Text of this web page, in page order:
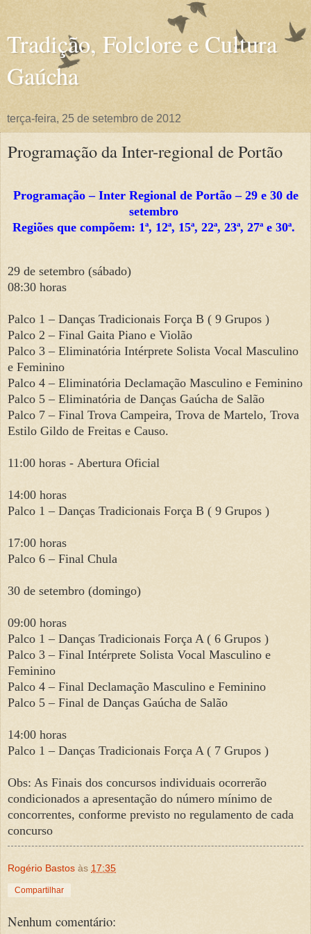
Tradição, Folclore e Cultura
Gaúcha
terça-feira, 25 de setembro de 2012
Programação da Inter-regional de Portão
Programação – Inter Regional de Portão – 29 e 30 de
setembro
Regiões que compõem: 1ª, 12ª, 15ª, 22ª, 23ª, 27ª e 30ª.
29 de setembro (sábado)
08:30 horas
Palco 1 – Danças Tradicionais Força B ( 9 Grupos )
Palco 2 – Final Gaita Piano e Violão
Palco 3 – Eliminatória Intérprete Solista Vocal Masculino
e Feminino
Palco 4 – Eliminatória Declamação Masculino e Feminino
Palco 5 – Eliminatória de Danças Gaúcha de Salão
Palco 7 – Final Trova Campeira, Trova de Martelo, Trova
Estilo Gildo de Freitas e Causo.
11:00 horas - Abertura Oficial
14:00 horas
Palco 1 – Danças Tradicionais Força B ( 9 Grupos )
17:00 horas
Palco 6 – Final Chula
30 de setembro (domingo)
09:00 horas
Palco 1 – Danças Tradicionais Força A ( 6 Grupos )
Palco 3 – Final Intérprete Solista Vocal Masculino e
Feminino
Palco 4 – Final Declamação Masculino e Feminino
Palco 5 – Final de Danças Gaúcha de Salão
14:00 horas
Palco 1 – Danças Tradicionais Força A ( 7 Grupos )
Obs: As Finais dos concursos individuais ocorrerão
condicionados a apresentação do número mínimo de
concorrentes, conforme previsto no regulamento de cada
concurso
Rogério Bastos às 17:35
Compartilhar
Nenhum comentário: